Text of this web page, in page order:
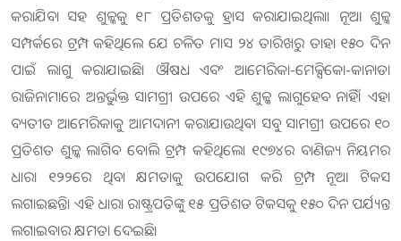
କରାଯିବା ସହ ଶୁଳ୍କକୁ ୧୮ ପ୍ରତିଶତକୁ ହ୍ରାସ କରାଯାଇଥିଲା। ନୂଆ ଶୁଳ୍କ
ସମ୍ପର୍କରେ ଟ୍ରମ୍ପ କହିଥିଲେ ଯେ ଚଳିତ ମାସ ୨୪ ତାରିଖରୁ ତାହା ୧୫୦ ଦିନ
ପାଇଁ ଲାଗୁ କରାଯାଇଛି। ଔଷଧ ଏବଂ ଆମେରିକା-ମେକ୍ସିକୋ-କାନାଡା
ରାଜିନାମାରେ ଅନ୍ତର୍ଭୁକ୍ତ ସାମଗ୍ରୀ ଉପରେ ଏହି ଶୁଳ୍କ ଲାଗୁହେବ ନାହିଁ। ଏହା
ବ୍ୟତୀତ ଆମେରିକାକୁ ଆମଦାନୀ କରାଯାଉଥିବା ସବୁ ସାମଗ୍ରୀ ଉପ‌ରେ ୧୦
ପ୍ରତିଶତ ଶୁଳ୍କ ଲାଗିବ ବୋଲି ଟ୍ରମ୍ପ କହିଥିଲେ। ୧୯୭୪ର ବାଣିଜ୍ୟ ନିୟମର
ଧାରା ୧୨୨ରେ ଥିବା କ୍ଷମତାକୁ ଉପଯୋଗ କରି ଟ୍ରମ୍ପ ନୂଆ ଟିକସ
ଲଗାଇଛନ୍ତି। ଏହି ଧାରା ରାଷ୍ଟ୍ରପତିଙ୍କୁ ୧୫ ପ୍ରତିଶତ ଟିକସକୁ ୧୫୦ ଦିନ ପର୍ଯ୍ୟନ୍ତ
ଲଗାଇବାର କ୍ଷମତା ଦେଇଛି।